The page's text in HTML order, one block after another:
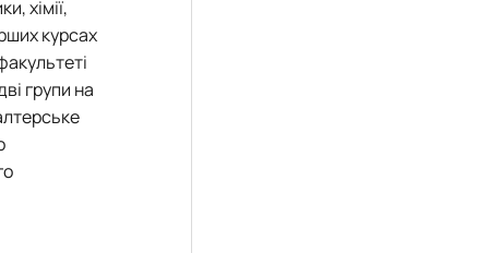
хімії,
курсах
групи на